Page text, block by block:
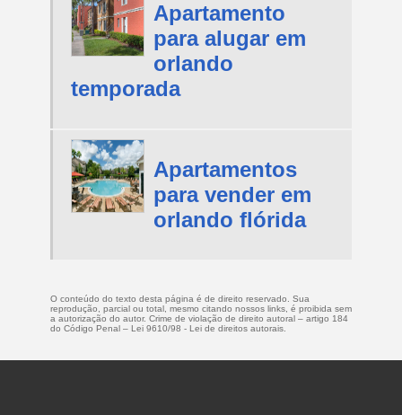
Apartamento
para alugar em
orlando
temporada
Apartamentos
para vender em
orlando flórida
O conteúdo do texto desta página é de direito reservado. Sua
reprodução, parcial ou total, mesmo citando nossos links, é proibida sem
a autorização do autor. Crime de violação de direito autoral – artigo 184
do Código Penal – Lei 9610/98 - Lei de direitos autorais